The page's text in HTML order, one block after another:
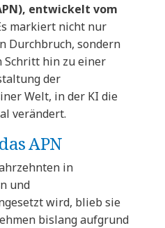
entwickelt vom
markiert nicht nur
Durchbruch, sondern
Schritt hin zu einer
der
Welt, in der KI die
verändert.
APN
in
und
wird, blieb sie
bislang aufgrund